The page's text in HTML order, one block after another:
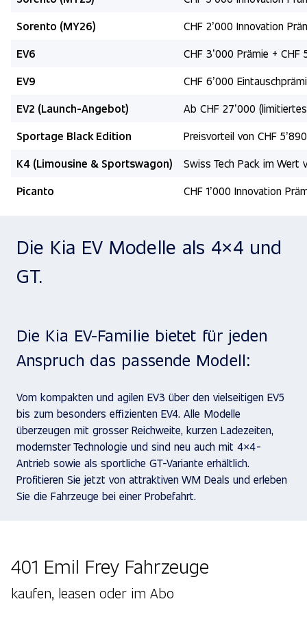
Sorento (MY26)
CHF 2’000 Innovation
EV6
CHF 3’000 Prämie +
EV9
CHF 6’000
EV2 (Launch-Angebot)
Ab CHF 27’000
Sportage Black Edition
Preisvorteil von CHF 5’890
K4 (Limousine & Sportswagon)
Swiss Tech Pack im Wert
Picanto
CHF 1’000 Innovation
Die Kia EV Modelle als 4×4 und
GT.
Die Kia EV-Familie bietet für jeden
Anspruch das passende Modell:
Vom kompakten und agilen EV3 über den vielseitigen EV5
bis zum besonders effizienten EV4. Alle Modelle
überzeugen mit grosser Reichweite, kurzen Ladezeiten,
modernster Technologie und sind neu auch mit 4×4-
Antrieb sowie als sportliche GT-Variante erhältlich.
Profitieren Sie jetzt von attraktiven WM Deals und erleben
Sie die Fahrzeuge bei einer Probefahrt.
401 Emil Frey Fahrzeuge
kaufen, leasen oder im Abo